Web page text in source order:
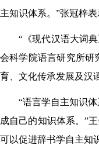
主知识体系。”张冠梓
“《现代汉语大词
会科学院语言研究所研
育、文化传承发展及汉
“语言学自主知识
成自己的知识体系。”
可以促进辞书学自主知